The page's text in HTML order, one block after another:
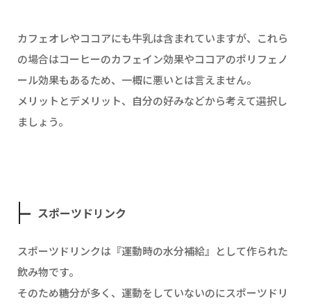
カフェオレやココアにも牛乳は含まれていますが、これら
の場合はコーヒーのカフェイン効果やココアのポリフェノ
ール効果もあるため、一概に悪いとは言えません。
メリットとデメリット、自分の好みなどから考えて選択し
ましょう。
スポーツドリンク
スポーツドリンクは『運動時の水分補給』として作られた
飲み物です。
そのため糖分が多く、運動をしていないのにスポーツドリ